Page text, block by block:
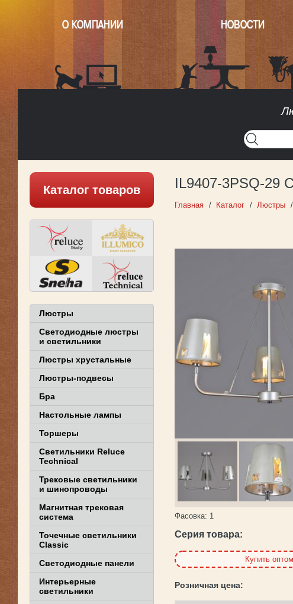
О КОМПАНИИ НОВОСТИ
Написать нам
Карта
IL9407-3PSQ-29
Главная Каталог Люстры
Фасовка: 1
Серия товара:
Купить оптом
Каталог товаров
Люстры
Светодиодные люстры
и светильники
Люстры хрустальные
Люстры-подвесы
Бра
Настольные лампы
Торшеры
Светильники Reluce
Technical
Трековые светильники
и шинопроводы
Магнитная трековая
система
Точечные светильники
Classic
Светодиодные панели
Интерьерные
светильники